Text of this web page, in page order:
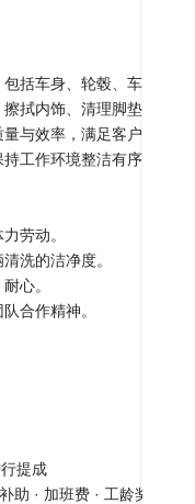
括车身、轮毂、车窗等部
拭内饰、清理脚垫等。
与效率，满足客户要求。
工作环境整洁有序。
劳动。
洗的洁净度。
心。
合作精神。
提成
助 · 加班费 · 工龄奖 · 包